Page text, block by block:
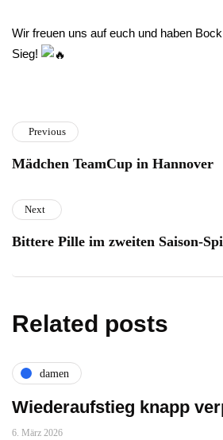
Wir freuen uns auf euch und haben
Sieg!
Previous
Mädchen TeamCup in Hannover
Next
Bittere Pille im zweiten Saison-
Related posts
damen
Wiederaufstieg knapp
6. März 2026